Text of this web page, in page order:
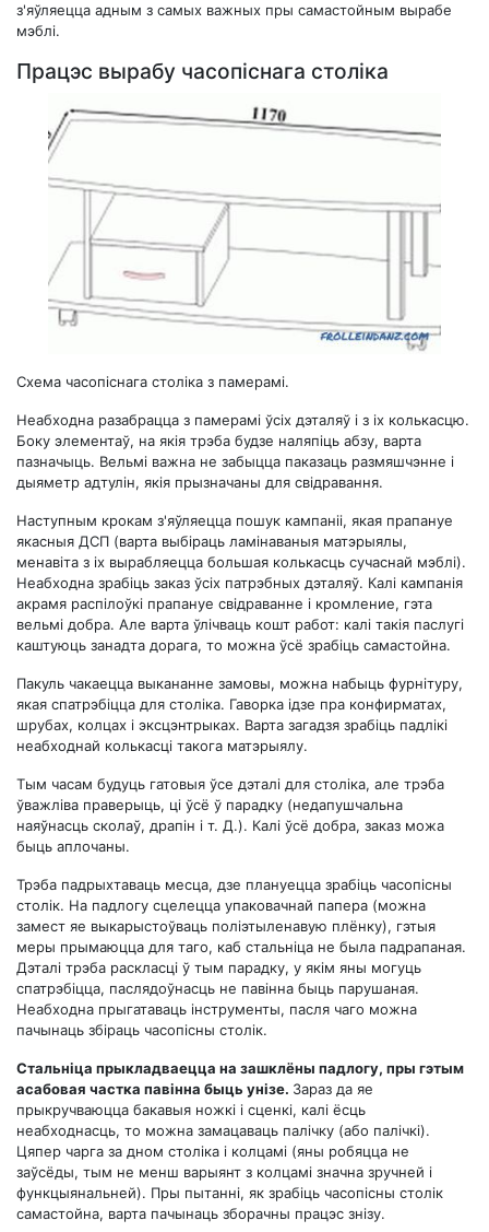
з'яўляецца адным з самых важных пры самастойным вырабе
мэблі.
Працэс вырабу часопіснага століка
Схема часопіснага століка з памерамі.
Неабходна разабрацца з памерамі ўсіх дэталяў і з іх колькасцю.
Боку элементаў, на якія трэба будзе наляпіць абзу, варта
пазначыць. Вельмі важна не забыцца паказаць размяшчэнне і
дыяметр адтулін, якія прызначаны для свідравання.
Наступным крокам з'яўляецца пошук кампаніі, якая прапануе
якасныя ДСП (варта выбіраць ламінаваныя матэрыялы,
менавіта з іх вырабляецца большая колькасць сучаснай мэблі).
Неабходна зрабіць заказ ўсіх патрэбных дэталяў. Калі кампанія
акрамя распілоўкі прапануе свідраванне і кромление, гэта
вельмі добра. Але варта ўлічваць кошт работ: калі такія паслугі
каштуюць занадта дорага, то можна ўсё зрабіць самастойна.
Пакуль чакаецца выкананне замовы, можна набыць фурнітуру,
якая спатрэбіцца для століка. Гаворка ідзе пра конфирматах,
шрубах, колцах і эксцэнтрыках. Варта загадзя зрабіць падлікі
неабходнай колькасці такога матэрыялу.
Тым часам будуць гатовыя ўсе дэталі для століка, але трэба
ўважліва праверыць, ці ўсё ў парадку (недапушчальна
наяўнасць сколаў, драпін і т. Д.). Калі ўсё добра, заказ можа
быць аплочаны.
Трэба падрыхтаваць месца, дзе плануецца зрабіць часопісны
столік. На падлогу сцелецца упаковачнай папера (можна
замест яе выкарыстоўваць поліэтыленавую плёнку), гэтыя
меры прымаюцца для таго, каб стальніца не была падрапаная.
Дэталі трэба раскласці ў тым парадку, у якім яны могуць
спатрэбіцца, паслядоўнасць не павiнна быць парушаная.
Неабходна прыгатаваць інструменты, пасля чаго можна
пачынаць збіраць часопісны столік.
Стальніца прыкладваецца на зашклёны падлогу, пры гэтым
асабовая частка павінна быць унізе. Зараз да яе
прыкручваюцца бакавыя ножкі і сценкі, калі ёсць
неабходнасць, то можна замацаваць палічку (або палічкі).
Цяпер чарга за дном століка і колцамі (яны робяцца не
заўсёды, тым не менш варыянт з колцамі значна зручней і
функцыянальней). Пры пытанні, як зрабіць часопісны столік
самастойна, варта пачынаць зборачны працэс знізу.